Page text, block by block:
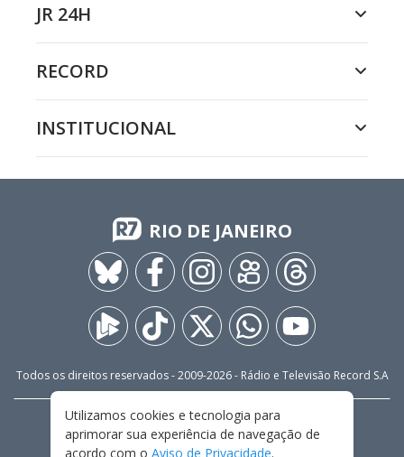
JR 24H
RECORD
INSTITUCIONAL
RIO DE JANEIRO
Todos os direitos reservados - 2009-2026- Rádio e Televisão Record S.A
FALE CONOSCO
PRIVACIDADE
TERMOS E CONDIÇÕES DE USO
Utilizamos cookies e tecnologia para
aprimorar sua experiência de navegação de
acordo com o Aviso de Privacidade.